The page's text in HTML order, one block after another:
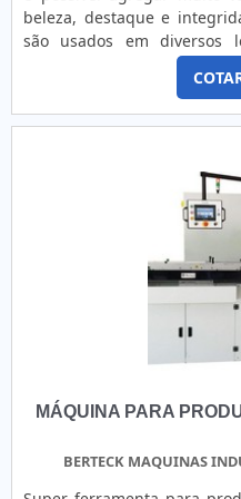
e seriedade da companhia
prejuízos financeiros
comprometida com os
construídas pela empresa
final tendo um escritório
realizadas as
de consultores
garante uma entrega
ponta.GARANTIA DE
ADESIVASNa Rótulo VK
segmento quando o
coloridas. É sempre
disponibilizando itens
de segurança e ribbons e
beleza, destaque e
são usados em diversos
setores cosméticos, na
produtos congelados e
forma, para garantir um
MÁQUINA PARA
BERTECK MAQUINAS